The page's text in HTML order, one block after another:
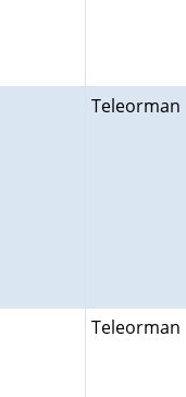
Teleorman
Teleorman